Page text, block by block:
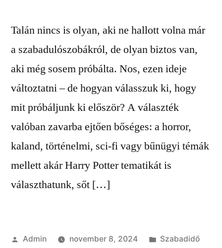
Talán nincs is olyan, aki ne hallott volna már
a szabadulószobákról, de olyan biztos van,
aki még sosem próbálta. Nos, ezen ideje
változtatni – de hogyan válasszuk ki, hogy
mit próbáljunk ki először? A választék
valóban zavarba ejtően bőséges: a horror,
kaland, történelmi, sci-fi vagy bűnügyi témák
mellett akár Harry Potter tematikát is
választhatunk, sőt […]
Szerző:
Admin november 8, 2024 Kategória:
Szabadidő